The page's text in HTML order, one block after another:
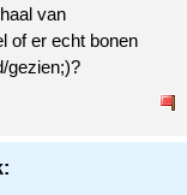
van
of er echt bonen
gezien;)?